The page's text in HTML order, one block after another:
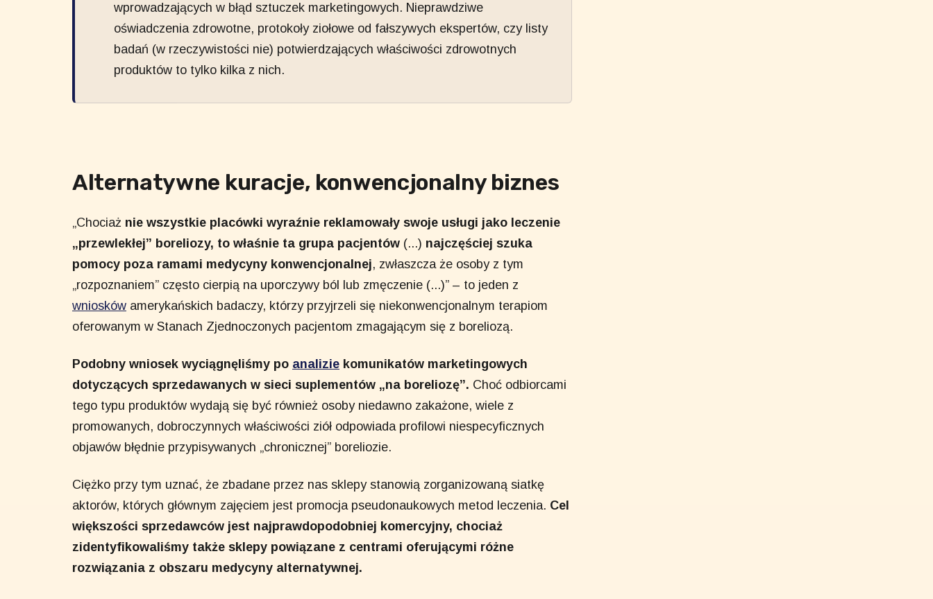
wprowadzających w błąd sztuczek marketingowych. Nieprawdziwe
oświadczenia zdrowotne, protokoły ziołowe od fałszywych ekspertów, czy listy
badań (w rzeczywistości nie) potwierdzających właściwości zdrowotnych
produktów to tylko kilka z nich.
Alternatywne kuracje, konwencjonalny biznes
„Chociaż nie wszystkie placówki wyraźnie reklamowały swoje usługi jako leczenie
„przewlekłej” boreliozy, to właśnie ta grupa pacjentów (...) najczęściej szuka
pomocy poza ramami medycyny konwencjonalnej, zwłaszcza że osoby z tym
„rozpoznaniem” często cierpią na uporczywy ból lub zmęczenie (...)” – to jeden z
wniosków amerykańskich badaczy, którzy przyjrzeli się niekonwencjonalnym terapiom
oferowanym w Stanach Zjednoczonych pacjentom zmagającym się z boreliozą.
Podobny wniosek wyciągnęliśmy po analizie komunikatów marketingowych
dotyczących sprzedawanych w sieci suplementów „na boreliozę”. Choć odbiorcami
tego typu produktów wydają się być również osoby niedawno zakażone, wiele z
promowanych, dobroczynnych właściwości ziół odpowiada profilowi niespecyficznych
objawów błędnie przypisywanych „chronicznej” boreliozie.
Ciężko przy tym uznać, że zbadane przez nas sklepy stanowią zorganizowaną siatkę
aktorów, których głównym zajęciem jest promocja pseudonaukowych metod leczenia. Cel
większości sprzedawców jest najprawdopodobniej komercyjny, chociaż
zidentyfikowaliśmy także sklepy powiązane z centrami oferującymi różne
rozwiązania z obszaru medycyny alternatywnej.